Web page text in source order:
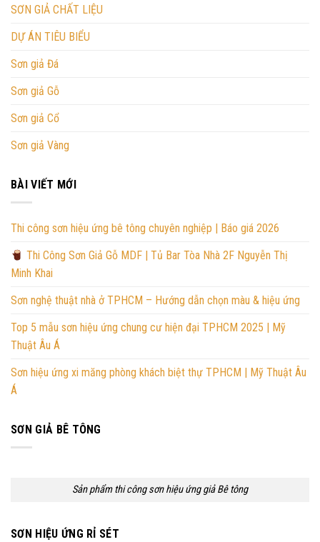
SƠN GIẢ CHẤT LIỆU
DỰ ÁN TIÊU BIỂU
Sơn giả Đá
Sơn giả Gỗ
Sơn giả Cổ
Sơn giả Vàng
BÀI VIẾT MỚI
Thi công sơn hiệu ứng bê tông chuyên nghiệp | Báo giá 2026
Thi Công Sơn Giả Gỗ MDF | Tủ Bar Tòa Nhà 2F Nguyễn Thị
Minh Khai
Sơn nghệ thuật nhà ở TPHCM – Hướng dẫn chọn màu & hiệu ứng
Top 5 mẫu sơn hiệu ứng chung cư hiện đại TPHCM 2025 | Mỹ
Thuật Âu Á
Sơn hiệu ứng xi măng phòng khách biệt thự TPHCM | Mỹ Thuật Âu
Á
SƠN GIẢ BÊ TÔNG
Sản phẩm thi công sơn hiệu ứng giả Bê tông
SƠN HIỆU ỨNG RỈ SÉT